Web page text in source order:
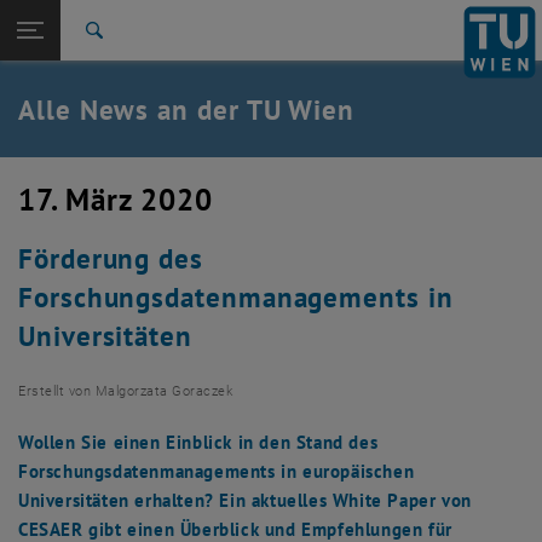
TU Login
Quicklinks
Quicklinks-Menü umschalten
Studium
Karriere
Zurück: Subseiten von TU Wien Startseite auflisten
Zurück zur letzten Ebene:
TU Wien Startseite
Übersicht
Alle News an der TU Wien
17. März 2020
Förderung des
Forschungsdatenmanagements in
Universitäten
Erstellt von Malgorzata Goraczek
Wollen Sie einen Einblick in den Stand des
Forschungsdatenmanagements in europäischen
Universitäten erhalten? Ein aktuelles White Paper von
CESAER gibt einen Überblick und Empfehlungen für